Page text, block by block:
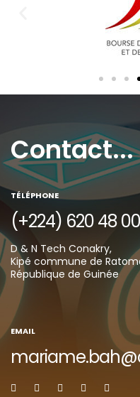
Contact...
TÉLÉPHONE
(+224) 620 48
D & N Tech Conakry,
Kipé commune de
République de Guinée
EMAIL